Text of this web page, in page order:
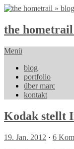
the
Menü
blog
portfolio
über marc
kontakt
Kodak stellt
19. Jan. 2012 · 6